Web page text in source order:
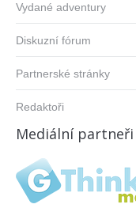
Vydané adventury
Diskuzní fórum
Partnerské stránky
Redaktoři
Mediální partneři